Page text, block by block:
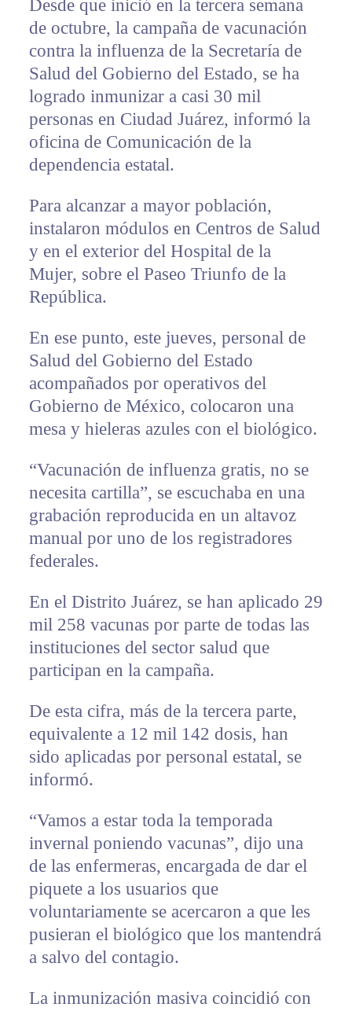
Desde que inició en la tercera semana
de octubre, la campaña de vacunación
contra la influenza de la Secretaría de
Salud del Gobierno del Estado, se ha
logrado inmunizar a casi 30 mil
personas en Ciudad Juárez, informó la
oficina de Comunicación de la
dependencia estatal.
Para alcanzar a mayor población,
instalaron módulos en Centros de Salud
y en el exterior del Hospital de la
Mujer, sobre el Paseo Triunfo de la
República.
En ese punto, este jueves, personal de
Salud del Gobierno del Estado
acompañados por operativos del
Gobierno de México, colocaron una
mesa y hieleras azules con el biológico.
“Vacunación de influenza gratis, no se
necesita cartilla”, se escuchaba en una
grabación reproducida en un altavoz
manual por uno de los registradores
federales.
En el Distrito Juárez, se han aplicado 29
mil 258 vacunas por parte de todas las
instituciones del sector salud que
participan en la campaña.
De esta cifra, más de la tercera parte,
equivalente a 12 mil 142 dosis, han
sido aplicadas por personal estatal, se
informó.
“Vamos a estar toda la temporada
invernal poniendo vacunas”, dijo una
de las enfermeras, encargada de dar el
piquete a los usuarios que
voluntariamente se acercaron a que les
pusieran el biológico que los mantendrá
a salvo del contagio.
La inmunización masiva coincidió con